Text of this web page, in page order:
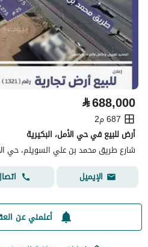
⃁688,000
687 م2
أرض للبيع في حي الأمل، البكيرية
شارع طريق محمد بن علي السويلم، حي
الإيميل
أعلمني عن